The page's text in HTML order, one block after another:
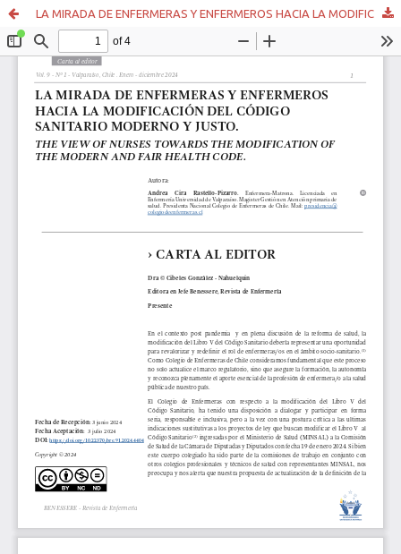
LA MIRADA DE ENFERMERAS Y ENFERMEROS HACIA LA MODIFICACIÓN DEL CÓDIGO SANITARIO MODERNO Y JUSTO